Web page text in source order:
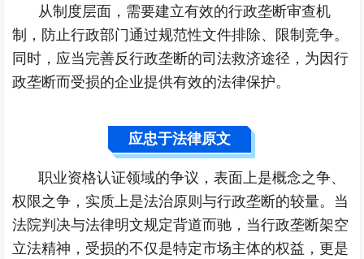
从制度层面，需要建立有效的行政垄断审查机
制，防止行政部门通过规范性文件排除、限制竞争。
同时，应当完善反行政垄断的司法救济途径，为因行
政垄断而受损的企业提供有效的法律保护。
应忠于法律原文
职业资格认证领域的争议，表面上是概念之争、
权限之争，实质上是法治原则与行政垄断的较量。当
法院判决与法律明文规定背道而驰，当行政垄断架空
立法精神，受损的不仅是特定市场主体的权益，更是